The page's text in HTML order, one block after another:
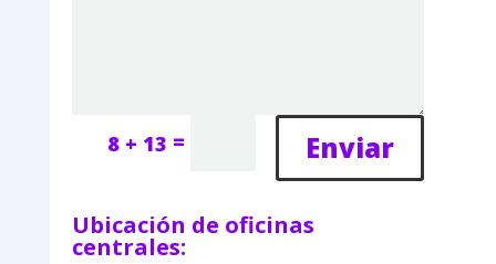
8 + 13 = Enviar
Ubicación de oficinas
centrales: